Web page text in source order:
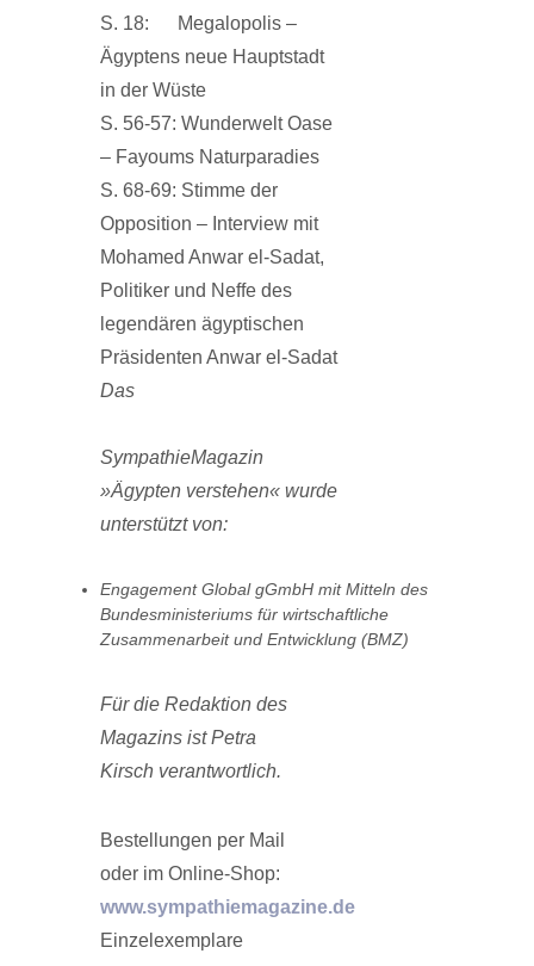
S. 18: Megalopolis –
Ägyptens neue Hauptstadt
in der Wüste
S. 56-57: Wunderwelt Oase
– Fayoums Naturparadies
S. 68-69: Stimme der
Opposition – Interview mit
Mohamed Anwar el-Sadat,
Politiker und Neffe des
legendären ägyptischen
Präsidenten Anwar el-Sadat
Das
SympathieMagazin
»Ägypten verstehen« wurde
unterstützt von:
Engagement Global gGmbH mit Mitteln des
Bundesministeriums für wirtschaftliche
Zusammenarbeit und Entwicklung (BMZ)
Für die Redaktion des
Magazins ist Petra
Kirsch verantwortlich.
Bestellungen per Mail
oder im Online-Shop:
www.sympathiemagazine.de
Einzelexemplare